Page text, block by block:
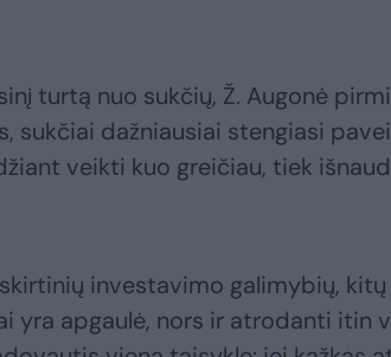
turtą nuo sukčių, Ž. Augonė
sukčiai dažniausiai stengiasi
veikti kuo greičiau, tiek
investavimo galimybių,
yra apgaulė, nors ir atrodanti itin